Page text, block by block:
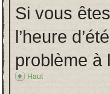
Si vous
l’heure
problème à
Haut